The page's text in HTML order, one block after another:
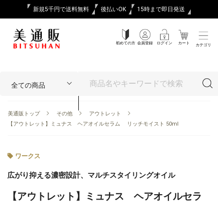
新規5千円で送料無料 後払いOK 15時まで即日発送
初めての方 会員登録 ログイン カート カテゴリ
美通販トップ その他
アウトレット
【アウトレット】ミュナス ヘアオイルセラム リッチモイスト 50ml
ワークス
広がり抑える濃密設計、マルチスタイリングオイル
【アウトレット】ミュナス ヘアオイルセラ